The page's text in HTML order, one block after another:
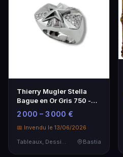
Thierry Mugler Stella
Bague en Or Gris 750 -
Élégance et Raffinement
2 000 – 3 000 €
📅 Invendu le 13/06/2026
Tableaux, Dessins & Estampes
Bastia